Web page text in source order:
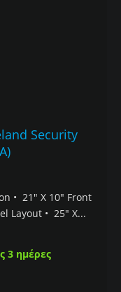
Security
• 21" X 10" Front
Layout • 25" X...
3 ημέρες